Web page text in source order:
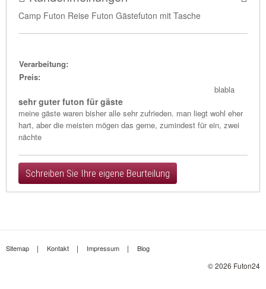
Camp Futon Reise Futon Gästefuton mit Tasche
Verarbeitung:
Preis:
blabla
sehr guter futon für gäste
meine gäste waren bisher alle sehr zufrieden. man liegt wohl eher
hart, aber die meisten mögen das gerne, zumindest für ein, zwei
nächte
Schreiben Sie Ihre eigene Beurteilung
Sitemap Kontakt Impressum Blog
© 2026 Futon24